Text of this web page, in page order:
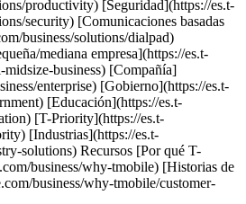
productivity) [Seguridad](https://es.t-
security) [Comunicaciones basadas
business/solutions/dialpad)
mediana empresa](https://es.t-
business) [Compañía]
enterprise) [Gobierno](https://es.t-
[Educación](https://es.t-
[T-Priority](https://es.t-
[Industrias](https://es.t-
solutions) Recursos [Por qué T-
business/why-tmobile) [Historias de
business/why-tmobile/customer-